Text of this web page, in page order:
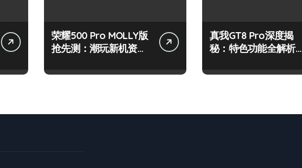
荣耀500 Pro MOLLY版
抢先测：潮玩新机资讯
真我GT8 Pro深度揭
秘：特色功能全解析，